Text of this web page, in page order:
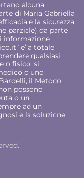
alcuna
di Maria Gabriella
e la sicurezza
parziale) da parte
informazione
” e’ a totale
qualsiasi
o fisico, si
o uno
il Metodo
possono
o un
ad un
e la soluzione